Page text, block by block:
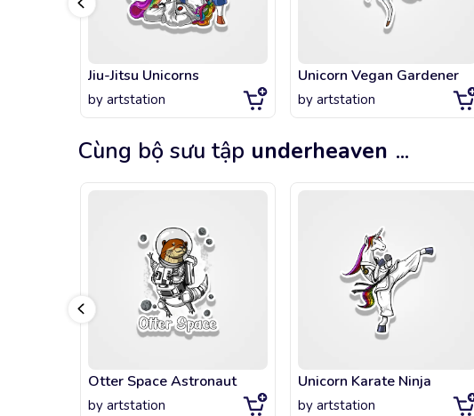
Jiu-Jitsu Unicorns
by artstation
Unicorn Vegan Gardener
by artstation
Cùng bộ sưu tập underheaven ...
Otter Space Astronaut
by artstation
Unicorn Karate Ninja
by artstation